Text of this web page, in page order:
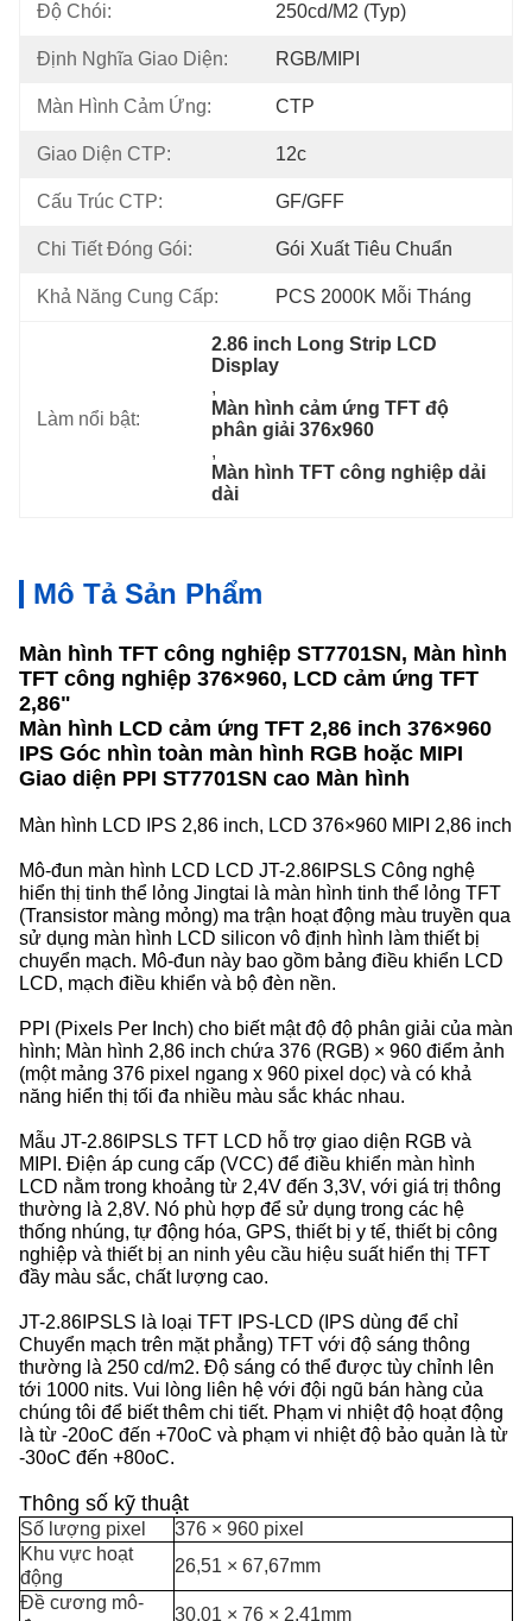
Độ Chói: 250cd/m2 (typ)
Định Nghĩa Giao Diện: RGB/MIPI
Màn Hình Cảm Ứng: CTP
Giao Diện CTP: 12c
Cấu Trúc CTP: GF/GFF
Chi Tiết Đóng Gói: Gói Xuất Tiêu Chuẩn
Khả Năng Cung Cấp: PCS 2000K Mỗi Tháng
Làm nổi bật:
2.86 inch Long Strip LCD
Display
,
Màn hình cảm ứng TFT độ
phân giải 376x960
,
Màn hình TFT công nghiệp dải
dài
Mô Tả Sản Phẩm
Màn hình TFT công nghiệp ST7701SN, Màn hình
TFT công nghiệp 376×960, LCD cảm ứng TFT
2,86"
Màn hình LCD cảm ứng TFT 2,86 inch 376×960
IPS Góc nhìn toàn màn hình RGB hoặc MIPI
Giao diện PPI ST7701SN cao Màn hình
Màn hình LCD IPS 2,86 inch, LCD 376×960 MIPI 2,86 inch
Mô-đun màn hình LCD LCD JT-2.86IPSLS Công nghệ
hiển thị tinh thể lỏng Jingtai là màn hình tinh thể lỏng TFT
(Transistor màng mỏng) ma trận hoạt động màu truyền qua
sử dụng màn hình LCD silicon vô định hình làm thiết bị
chuyển mạch. Mô-đun này bao gồm bảng điều khiển LCD
LCD, mạch điều khiển và bộ đèn nền.
PPI (Pixels Per Inch) cho biết mật độ độ phân giải của màn
hình; Màn hình 2,86 inch chứa 376 (RGB) × 960 điểm ảnh
(một mảng 376 pixel ngang x 960 pixel dọc) và có khả
năng hiển thị tối đa nhiều màu sắc khác nhau.
Mẫu JT-2.86IPSLS TFT LCD hỗ trợ giao diện RGB và
MIPI. Điện áp cung cấp (VCC) để điều khiển màn hình
LCD nằm trong khoảng từ 2,4V đến 3,3V, với giá trị thông
thường là 2,8V. Nó phù hợp để sử dụng trong các hệ
thống nhúng, tự động hóa, GPS, thiết bị y tế, thiết bị công
nghiệp và thiết bị an ninh yêu cầu hiệu suất hiển thị TFT
đầy màu sắc, chất lượng cao.
JT-2.86IPSLS là loại TFT IPS-LCD (IPS dùng để chỉ
Chuyển mạch trên mặt phẳng) TFT với độ sáng thông
thường là 250 cd/m2. Độ sáng có thể được tùy chỉnh lên
tới 1000 nits. Vui lòng liên hệ với đội ngũ bán hàng của
chúng tôi để biết thêm chi tiết. Phạm vi nhiệt độ hoạt động
là từ -20oC đến +70oC và phạm vi nhiệt độ bảo quản là từ
-30oC đến +80oC.
Thông số kỹ thuật
Số lượng pixel
376 × 960 pixel
Khu vực hoạt
động
26,51 × 67,67mm
Đề cương mô-
30,01 × 76 × 2,41mm